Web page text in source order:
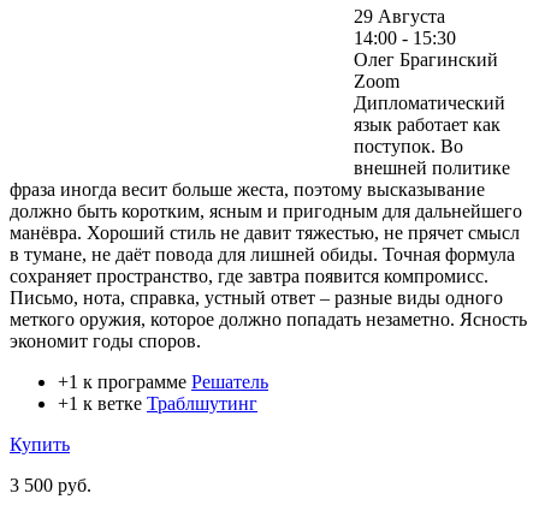
29 Августа
14:00 - 15:30
Олег Брагинский
Zoom
Дипломатический
язык работает как
поступок. Во
внешней политике
фраза иногда весит больше жеста, поэтому высказывание
должно быть коротким, ясным и пригодным для дальнейшего
манёвра. Хороший стиль не давит тяжестью, не прячет смысл
в тумане, не даёт повода для лишней обиды. Точная формула
сохраняет пространство, где завтра появится компромисс.
Письмо, нота, справка, устный ответ – разные виды одного
меткого оружия, которое должно попадать незаметно. Ясность
экономит годы споров.
+1 к программе Решатель
+1 к ветке Траблшутинг
Купить
3 500 руб.